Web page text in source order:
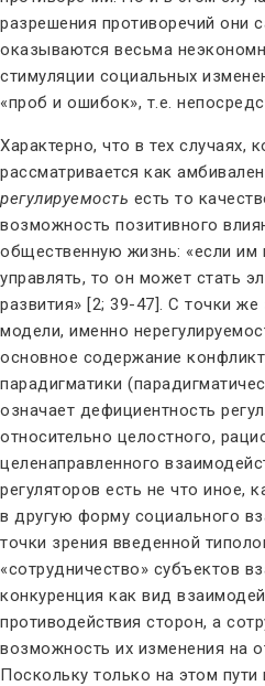
разрешения противоречий они
оказываются весьма
стимуляции социальных
«проб и ошибок», т.е.
Характерно, что в тех случаях,
рассматривается как
регулируемость есть то
возможность позитивного
общественную жизнь: «если им
управлять, то он может стать
развития» [2; 39-47]. С точки же
модели, именно
основное содержание
парадигматики
означает дефициентность
относительно целостного,
целенаправленного
регуляторов есть не что иное,
в другую форму социального
точки зрения введенной
«сотрудничество» субъектов
конкуренция как вид
противодействия сторон, а
возможность их изменения на
Поскольку только на этом